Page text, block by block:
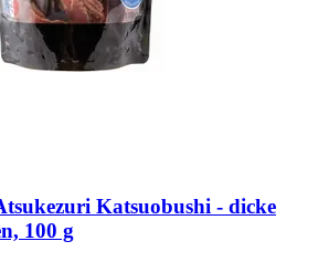
Katsuobushi -​ dicke
100 g